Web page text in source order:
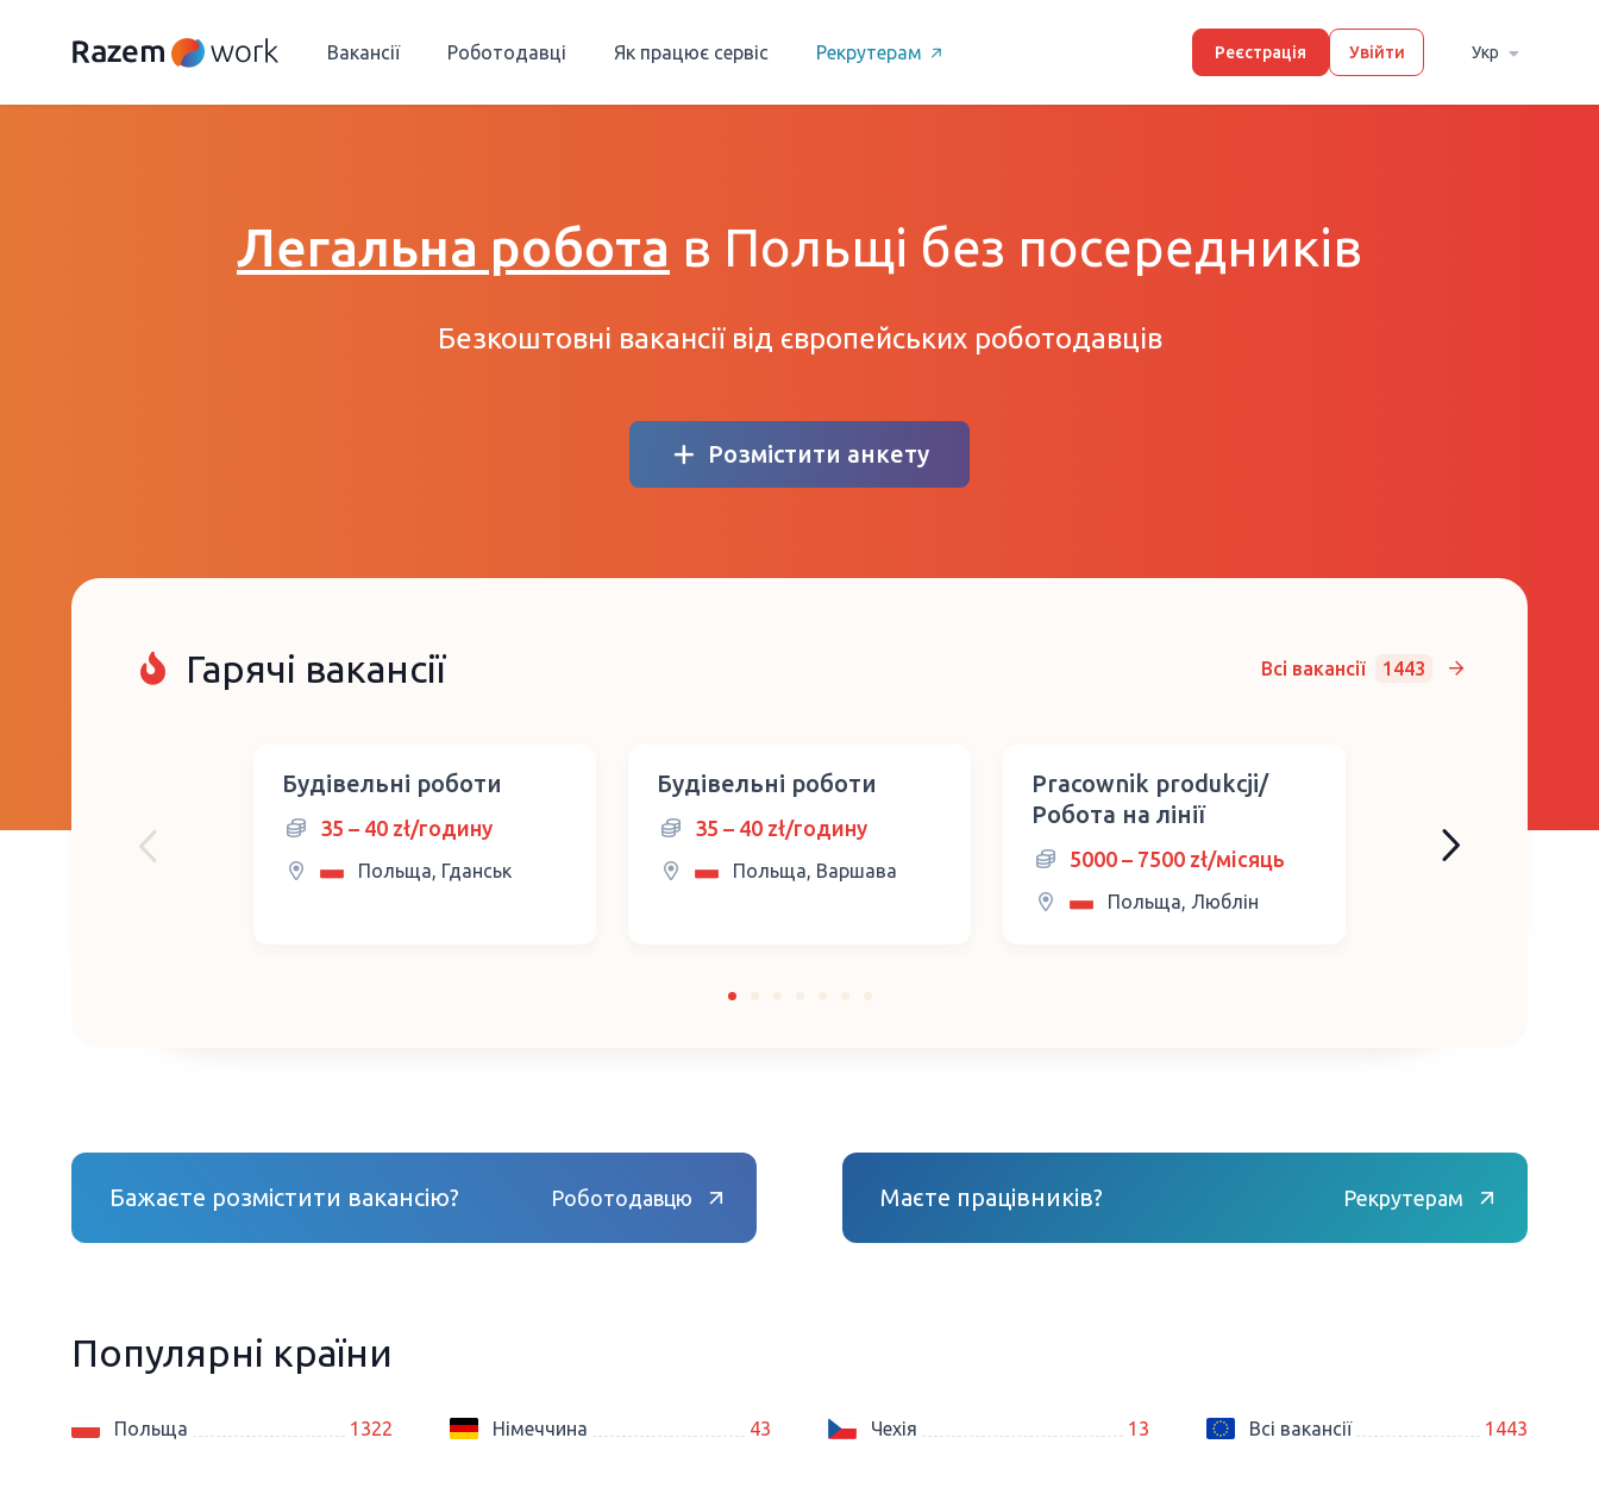
Вакансії Роботодавці Як працює сервіс Рекрутерам Реєстрація Увійти Укр
Легальна робота в Польщі без посередників
Безкоштовні вакансії від європейських роботодавців
Розмістити анкету
Гарячі вакансії Всі вакансії 1443
Будівельні роботи
35 – 40 zł/годину
Польща, Гданськ
Будівельні роботи
35 – 40 zł/годину
Польща, Варшава
Pracownik produkcji/
Робота на лінії
5000 – 7500 zł/місяць
Польща, Люблін
жінок24.5 – 33.4 zł/
Бажаєте розмістити вакансію? Роботодавцю Маєте працівників? Рекрутерам
Популярні країни
Польща 1322 Німеччина 43 Чехія 13 Всі вакансії 1443